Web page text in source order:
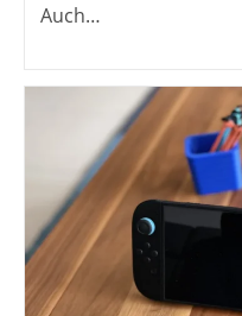
Auch…